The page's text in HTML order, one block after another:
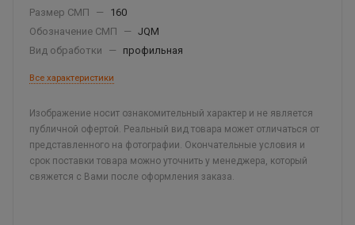
Размер СМП
—
160
Обозначение СМП
— JQM
Вид обработки
— профильная
Все характеристики
Изображение носит ознакомительный характер и не является
публичной офертой. Реальный вид товара может отличаться от
представленного на фотографии. Окончательные условия и
срок поставки товара можно уточнить у менеджера, который
свяжется с Вами после оформления заказа.